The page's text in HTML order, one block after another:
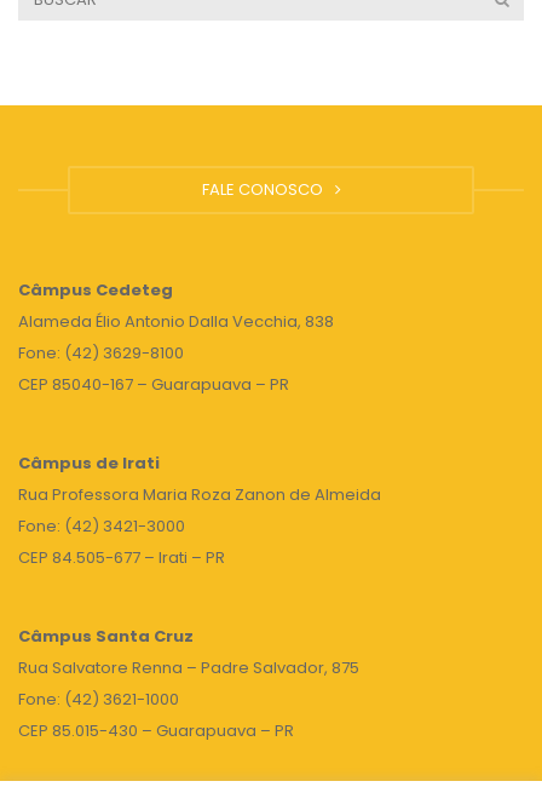
FALE CONOSCO
Câmpus Cedeteg
Alameda Élio Antonio Dalla Vecchia, 838
Fone: (42) 3629-8100
CEP 85040-167 – Guarapuava – PR
Câmpus de Irati
Rua Professora Maria Roza Zanon de Almeida
Fone: (42) 3421-3000
CEP 84.505-677 – Irati – PR
Câmpus Santa Cruz
Rua Salvatore Renna – Padre Salvador, 875
Fone: (42) 3621-1000
CEP 85.015-430 – Guarapuava – PR